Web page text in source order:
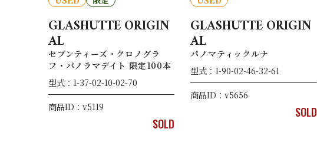
GLASHUTTE ORIGIN
AL
セブンティーズ・クロノグラ
フ・パノラマデイト 限定100本
型式：1-37-02-10-02-70
商品ID：v5119
SOLD
GLASHUTTE ORIGIN
AL
パノマティックルナ
型式：1-90-02-46-32-61
商品ID：v5656
SOLD